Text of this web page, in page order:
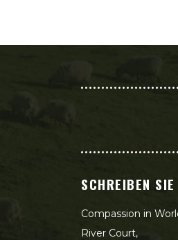
SCHREIBEN SIE
Compassion in
River Court,